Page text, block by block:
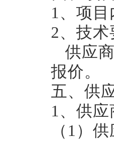
1、项
2、技
供应
报价。
五、 供
1、供
（ 1） 供